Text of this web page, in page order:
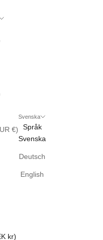
€)
kr)
Svenska
Språk
Svenska
Deutsch
English